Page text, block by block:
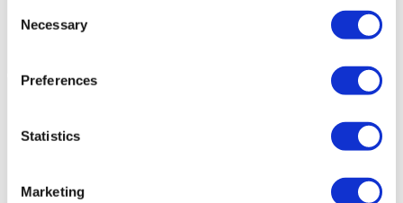
Selection
Necessary
Preferences
Statistics
Marketing